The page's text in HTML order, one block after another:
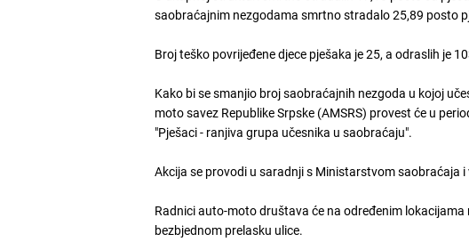
saobraćajnim nezgodama smrtno stradalo 25,89 posto
Broj teško povrijeđene djece pješaka je 25, a odraslih je
Kako bi se smanjio broj saobraćajnih nezgoda u kojoj
moto savez Republike Srpske (AMSRS) provest će u
"Pješaci - ranjiva grupa učesnika u saobraćaju".
Akcija se provodi u saradnji s Ministarstvom saobraćaja
Radnici auto-moto društava će na određenim
bezbjednom prelasku ulice.